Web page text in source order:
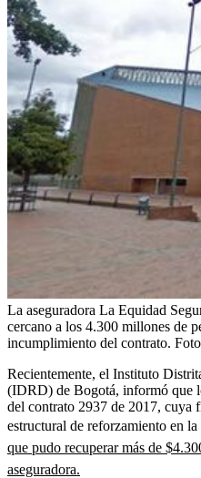
La aseguradora La Equidad
cercano a los 4.300 millones de
incumplimiento del contrato.
Recientemente, el Instituto
(IDRD) de Bogotá, informó que
del contrato 2937 de 2017, cuya
estructural de reforzamiento en
que pudo recuperar más de
aseguradora.